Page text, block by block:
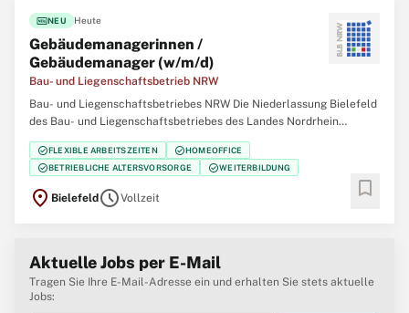
fiber_newNEU Heute
Gebäudemanagerinnen /
Gebäudemanager (w/m/d)
Bau- und Liegenschaftsbetrieb NRW
Bau- und Liegenschaftsbetriebes NRW Die Niederlassung Bielefeld
des Bau- und Liegenschaftsbetriebes des Landes Nordrhein
Westfalen (BLB NRW) sucht zum nächstmöglichen Zeitpunkt
mehrere Gebäudemanagerinnen / Gebäudemanager (w/m/d) Der
Bau- und Liegenschaftsbetrieb NRW ist Eigentümer,
check_circleFLEXIBLE ARBEITSZEITEN check_circleHOMEOFFICE
check_circleBETRIEBLICHE ALTERSVORSORGE check_circleWEITERBILDUNG
location_on Bielefeld scheduleVollzeit bookmark
Aktuelle Jobs per E-Mail
Tragen Sie Ihre E-Mail-Adresse ein und erhalten Sie stets aktuelle
Jobs: